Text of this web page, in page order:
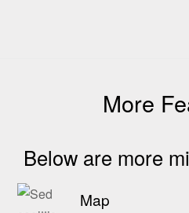
More
Below are more
Map